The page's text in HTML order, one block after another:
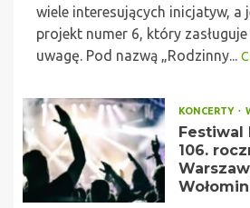
wiele interesujących inicjatyw, a
projekt numer 6, który
uwagę. Pod nazwą „Rodzinny...
KONCERTY
Festiwal
106.